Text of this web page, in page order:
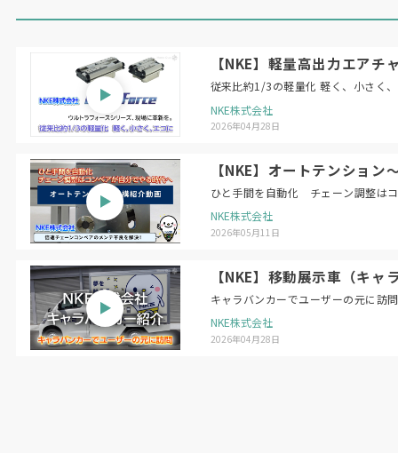
【NKE】軽量高出力エア
従来比約1/3の軽量化 軽く、小さく
NKE株式会社
2026年04月28日
【NKE】オートテンショ
ひと手間を自動化 チェーン調整は
NKE株式会社
2026年05月11日
【NKE】移動展示車（キ
キャラバンカーでユーザーの元に訪問
NKE株式会社
2026年04月28日